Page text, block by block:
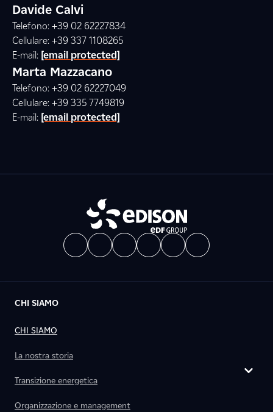
Davide Calvi
Telefono: +39 02 62227834
Cellulare: +39 337 1108265
E-mail: [email protected]
Marta Mazzacano
Telefono: +39 02 62227049
Cellulare: +39 335 7749819
E-mail: [email protected]
CHI SIAMO
CHI SIAMO
La nostra storia
Transizione energetica
Organizzazione e management